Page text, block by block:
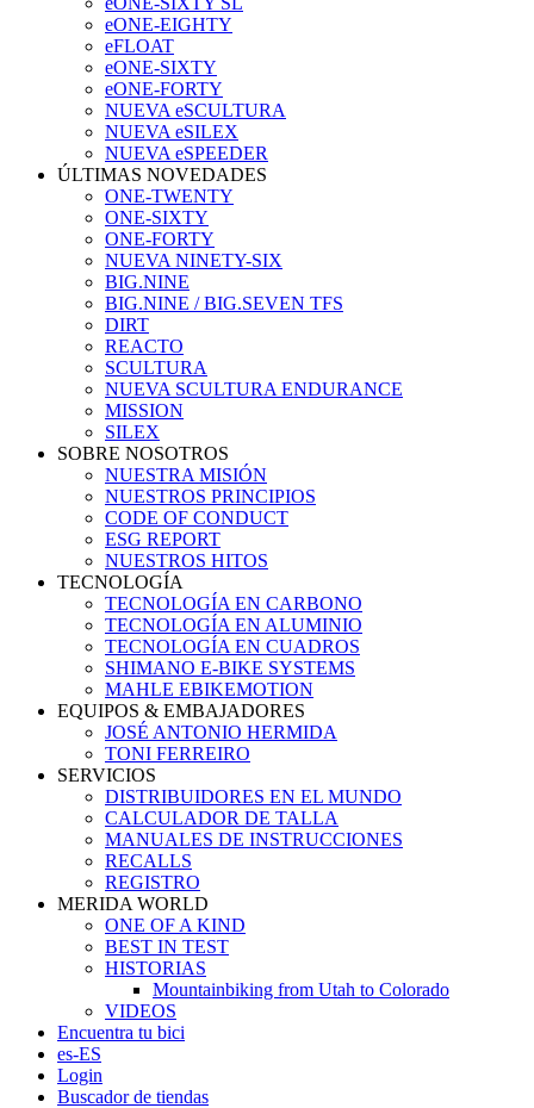
eONE-EIGHTY
eFLOAT
eONE-SIXTY
eONE-FORTY
NUEVA eSCULTURA
NUEVA eSILEX
NUEVA eSPEEDER
ÚLTIMAS NOVEDADES
ONE-TWENTY
ONE-SIXTY
ONE-FORTY
NUEVA NINETY-SIX
BIG.NINE
BIG.NINE / BIG.SEVEN TFS
DIRT
REACTO
SCULTURA
NUEVA SCULTURA ENDURANCE
MISSION
SILEX
SOBRE NOSOTROS
NUESTRA MISIÓN
NUESTROS PRINCIPIOS
CODE OF CONDUCT
ESG REPORT
NUESTROS HITOS
TECNOLOGÍA
TECNOLOGÍA EN CARBONO
TECNOLOGÍA EN ALUMINIO
TECNOLOGÍA EN CUADROS
SHIMANO E-BIKE SYSTEMS
MAHLE EBIKEMOTION
EQUIPOS & EMBAJADORES
JOSÉ ANTONIO HERMIDA
TONI FERREIRO
SERVICIOS
DISTRIBUIDORES EN EL MUNDO
CALCULADOR DE TALLA
MANUALES DE INSTRUCCIONES
RECALLS
REGISTRO
MERIDA WORLD
ONE OF A KIND
BEST IN TEST
HISTORIAS
Mountainbiking from Utah to Colorado
VIDEOS
Encuentra tu bici
es-ES
Login
Buscador de tiendas